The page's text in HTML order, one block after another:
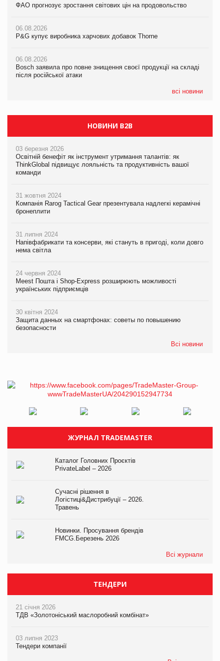
ФАО прогнозує зростання світових цін на продовольство
06.08.2026
P&G купує виробника харчових добавок Thorne
06.08.2026
Bosch заявила про повне знищення своєї продукції на складі
після російської атаки
всі новини
ФАО прогнозує зростання світових цін на продовольство
06.08.2026
P&G купує виробника харчових добавок Thorne
06.08.2026
Bosch заявила про повне знищення своєї продукції на складі
після російської атаки
ФАО прогнозує зростання світових цін на продовольство
06.08.2026
P&G купує виробника харчових добавок Thorne
06.08.2026
Bosch заявила про повне знищення своєї продукції на складі
після російської атаки
НОВИНИ B2B
03 березня 2026
Освітній бенефіт як інструмент утримання талантів: як
ThinkGlobal підвищує лояльність та продуктивність вашої
команди
31 жовтня 2024
Компанія Rarog Tactical Gear презентувала надлегкі керамічні
бронеплити
31 липня 2024
Напівфабрикати та консерви, які стануть в пригоді, коли довго
нема світла
24 червня 2024
Meest Пошта і Shop-Express розширюють можливості
українських підприємців
30 квітня 2024
Защита данных на смартфонах: советы по повышению
безопасности
Всі новини
ЖУРНАЛ TRADEMASTER
Каталог Головних Проєктів
PrivateLabel – 2026
Сучасні рішення в
Логістиці&Дистрибуції – 2026.
Травень
Новинки. Просування брендів
FMCG.Березень 2026
Всі журнали
ТЕНДЕРИ
21 січня 2026
ТДВ «Золотоніський маслоробний комбінат»
03 липня 2023
Тендери компанії